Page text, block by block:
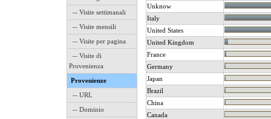
-- Visite settimanali
-- Visite mensili
-- Visite per pagina
-- Visite di
Provenienza
Provenienze
-- URL
-- Dominio
Unknow
Italy
United States
United Kingdom
France
Germany
Japan
Brazil
China
Canada